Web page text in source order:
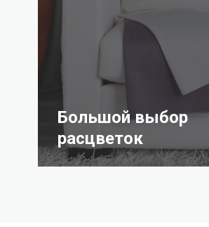
Большой выбор
расцветок